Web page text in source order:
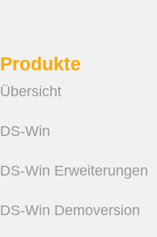
Produkte
Übersicht
DS-Win
DS-Win Erweiterungen
DS-Win Demoversion